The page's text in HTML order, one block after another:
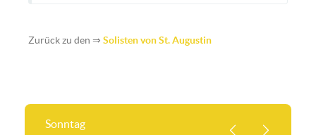
Zurück zu den ⇒ Solisten von St. Augustin
Sonntag